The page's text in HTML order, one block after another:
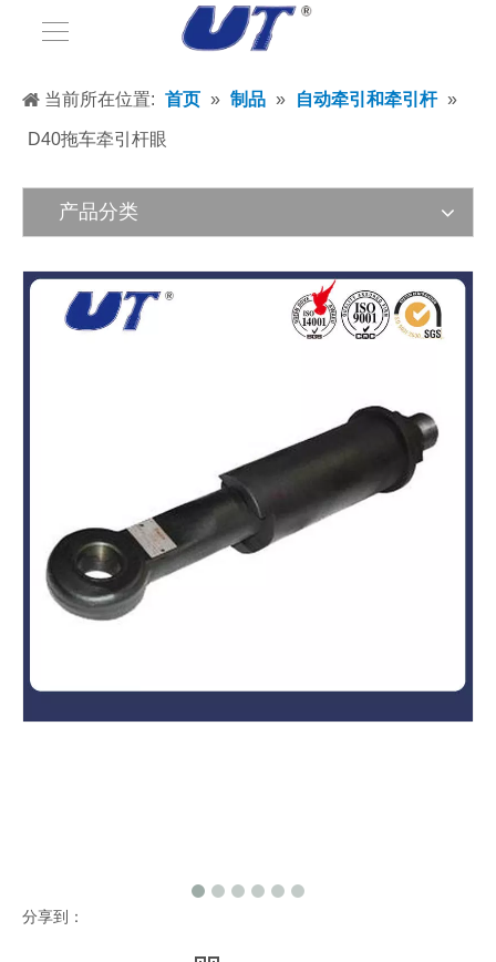
当前所在位置: 首页 » 制品 » 自动牵引和牵引杆 »
D40拖车牵引杆眼
产品分类
分享到：